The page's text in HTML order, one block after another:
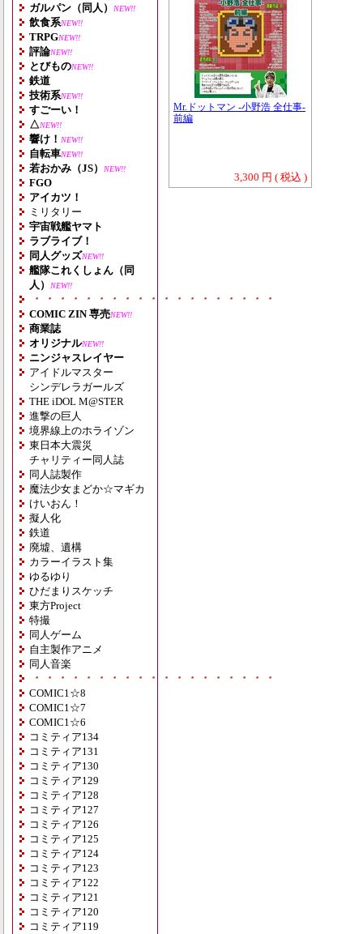
ガルパン（同人） NEW!!
飲食系NEW!!
TRPGNEW!!
評論NEW!!
とびものNEW!!
鉄道
技術系NEW!!
すごーい！
△NEW!!
響け！ NEW!!
自転車NEW!!
若おかみ（JS） NEW!!
FGO
アイカツ！
ミリタリー
宇宙戦艦ヤマト
ラブライブ！
同人グッズNEW!!
艦隊これくしょん（同
人）
NEW!!
・・・・・・・・・・・・・・・・・・・
COMIC ZIN 専売NEW!!
商業誌
オリジナルNEW!!
ニンジャスレイヤー
アイドルマスター
シンデレラガールズ
THE iDOL M@STER
進撃の巨人
境界線上のホライゾン
東日本大震災
チャリティー同人誌
同人誌製作
魔法少女まどか☆マギカ
けいおん！
擬人化
鉄道
廃墟、遺構
カラーイラスト集
ゆるゆり
ひだまりスケッチ
東方Project
特撮
同人ゲーム
自主製作アニメ
同人音楽
・・・・・・・・・・・・・・・・・・・
COMIC1☆8
COMIC1☆7
COMIC1☆6
コミティア134
コミティア131
コミティア130
コミティア129
コミティア128
コミティア127
コミティア126
コミティア125
コミティア124
コミティア123
コミティア122
コミティア121
コミティア120
コミティア119
Mr.ドットマン -小野浩 全仕事-
前編
3,300 円 ( 税込 )